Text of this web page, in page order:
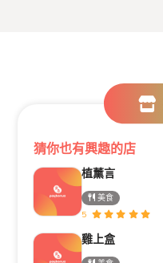
猜你也有興趣的店
植薰言
美食
5
雞上盒